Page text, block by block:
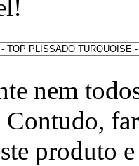
nem
Contudo,
produto